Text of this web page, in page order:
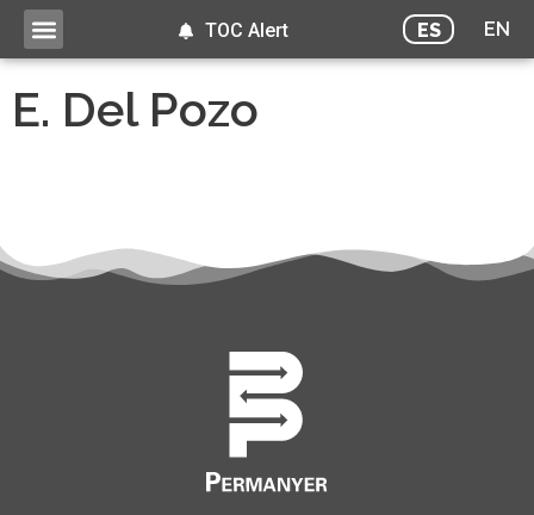
ES EN
TOC Alert
E. Del Pozo